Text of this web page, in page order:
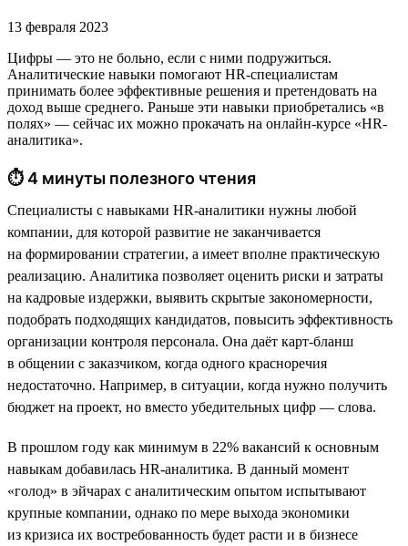
13 февраля 2023
Цифры — это не больно, если с ними подружиться.
Аналитические навыки помогают HR-специалистам
принимать более эффективные решения и претендовать на
доход выше среднего. Раньше эти навыки приобретались «в
полях» — сейчас их можно прокачать на онлайн-курсе «HR-
аналитика».
⏱ 4 минуты полезного чтения
Специалисты с навыками HR-аналитики нужны любой
компании, для которой развитие не заканчивается
на формировании стратегии, а имеет вполне практическую
реализацию. Аналитика позволяет оценить риски и затраты
на кадровые издержки, выявить скрытые закономерности,
подобрать подходящих кандидатов, повысить эффективность
организации контроля персонала. Она даёт карт-бланш
в общении с заказчиком, когда одного красноречия
недостаточно. Например, в ситуации, когда нужно получить
бюджет на проект, но вместо убедительных цифр — слова.
В прошлом году как минимум в 22% вакансий к основным
навыкам добавилась HR-аналитика. В данный момент
«голод» в эйчарах с аналитическим опытом испытывают
крупные компании, однако по мере выхода экономики
из кризиса их востребованность будет расти и в бизнесе